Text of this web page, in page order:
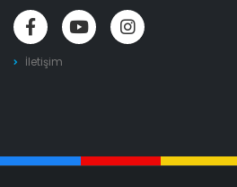
İletişim